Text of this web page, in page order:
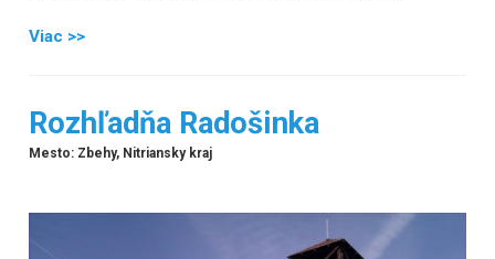
Viac >>
Rozhľadňa Radošinka
Mesto: Zbehy, Nitriansky kraj